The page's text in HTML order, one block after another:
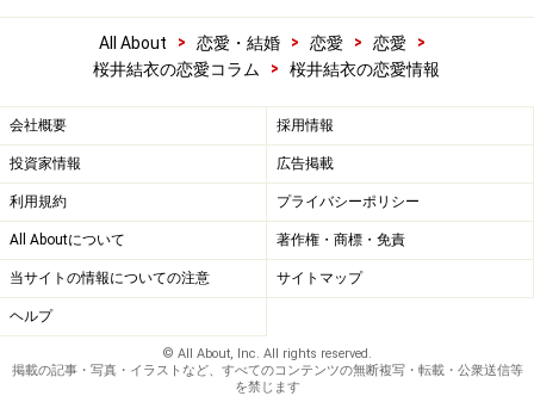
All About > 恋愛・結婚 > 恋愛 > 恋愛
>
桜井結衣の恋愛コラム
> 桜井結衣の恋愛情報
会社概要 採用情報
投資家情報 広告掲載
利用規約 プライバシーポリシー
All Aboutについて 著作権・商標・免責
当サイトの情報についての注意 サイトマップ
ヘルプ
© All About, Inc. All rights reserved.
掲載の記事・写真・イラストなど、すべてのコンテンツの無断複写・転載・公衆送信等
を禁じます